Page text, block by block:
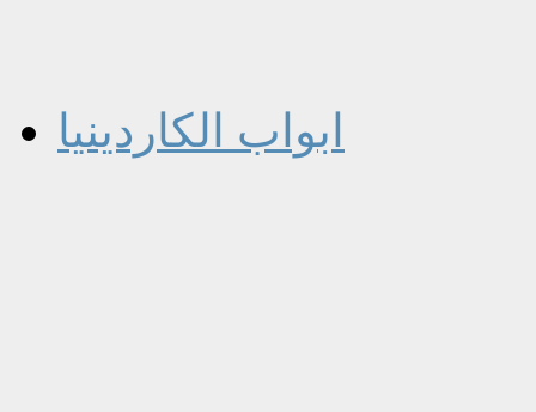
ابواب الكاردينيا